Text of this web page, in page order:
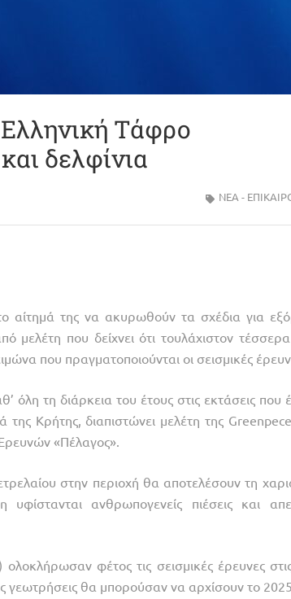
Τάφρο
δελφίνια
ΝΈΑ -
αίτημά της να ακυρωθούν τα σχέδια για
που δείχνει ότι τουλάχιστον
που πραγματοποιούνται οι σεισμικές
όλη τη διάρκεια του έτους στις εκτάσεις που
της Κρήτης, διαπιστώνει μελέτη της
«Πέλαγος».
στην περιοχή θα αποτελέσουν τη
ανθρωπογενείς πιέσεις και
φέτος τις σεισμικές έρευνες
γεωτρήσεις θα μπορούσαν να αρχίσουν το 2025.